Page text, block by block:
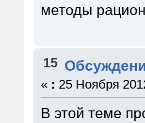
методы
15
« : 25 Ноября
В этой теме